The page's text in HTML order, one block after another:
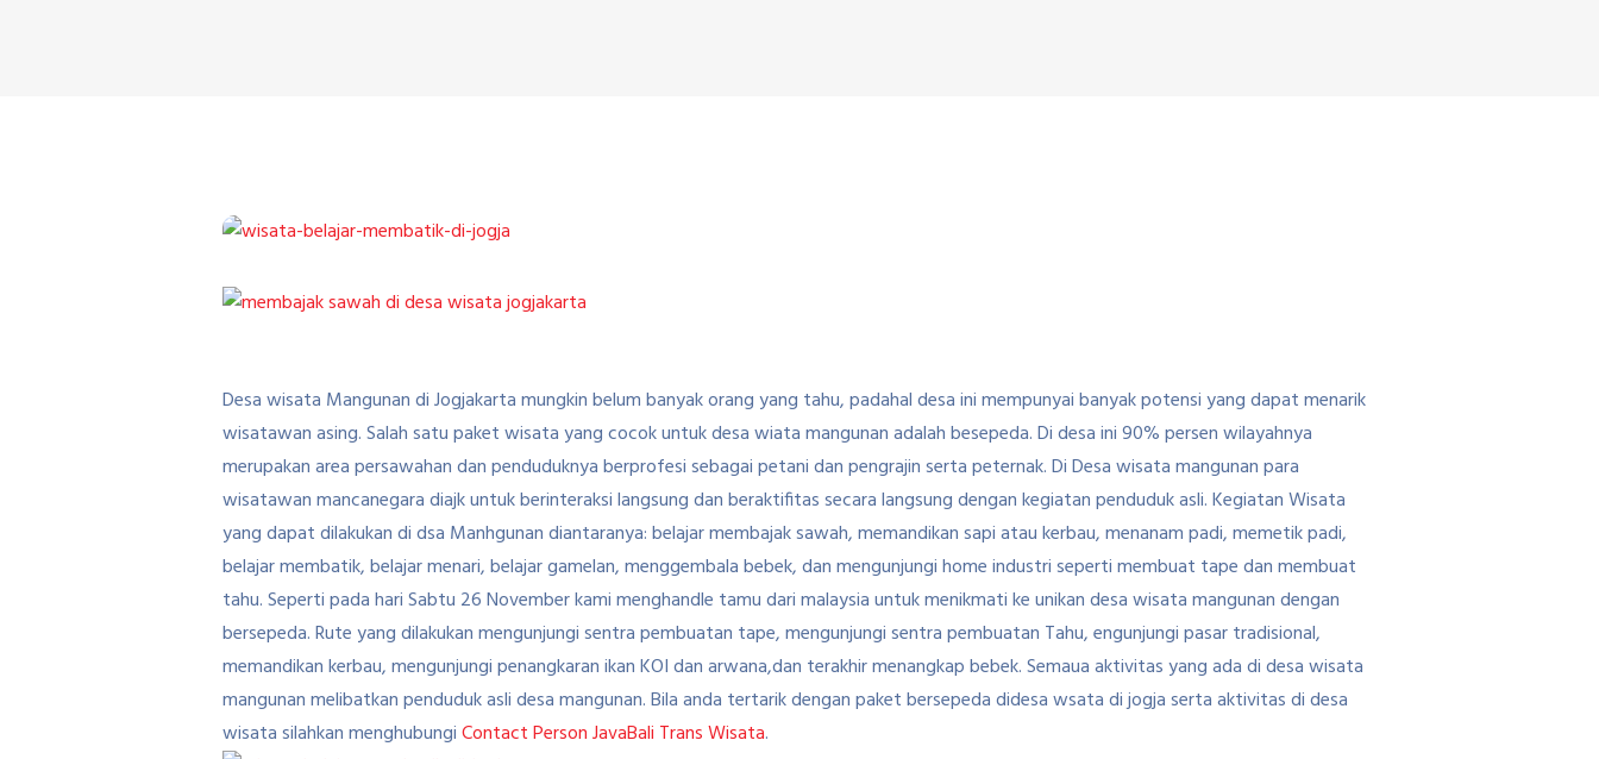
Desa wisata Mangunan di Jogjakarta mungkin belum banyak orang yang tahu, padahal desa ini mempunyai banyak potensi yang dapat menarik
wisatawan asing. Salah satu paket wisata yang cocok untuk desa wiata mangunan adalah besepeda. Di desa ini 90% persen wilayahnya
merupakan area persawahan dan penduduknya berprofesi sebagai petani dan pengrajin serta peternak. Di Desa wisata mangunan para
wisatawan mancanegara diajk untuk berinteraksi langsung dan beraktifitas secara langsung dengan kegiatan penduduk asli. Kegiatan Wisata
yang dapat dilakukan di dsa Manhgunan diantaranya: belajar membajak sawah, memandikan sapi atau kerbau, menanam padi, memetik padi,
belajar membatik, belajar menari, belajar gamelan, menggembala bebek, dan mengunjungi home industri seperti membuat tape dan membuat
tahu. Seperti pada hari Sabtu 26 November kami menghandle tamu dari malaysia untuk menikmati ke unikan desa wisata mangunan dengan
bersepeda. Rute yang dilakukan mengunjungi sentra pembuatan tape, mengunjungi sentra pembuatan Tahu, engunjungi pasar tradisional,
memandikan kerbau, mengunjungi penangkaran ikan KOI dan arwana,dan terakhir menangkap bebek. Semaua aktivitas yang ada di desa wisata
mangunan melibatkan penduduk asli desa mangunan. Bila anda tertarik dengan paket bersepeda didesa wsata di jogja serta aktivitas di desa
wisata silahkan menghubungiContact Person JavaBali Trans Wisata.